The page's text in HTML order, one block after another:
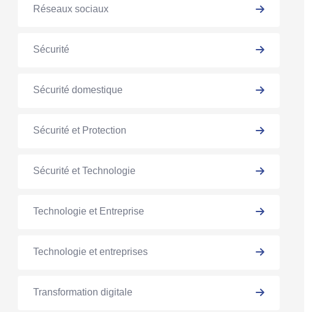
Réseaux sociaux
Sécurité
Sécurité domestique
Sécurité et Protection
Sécurité et Technologie
Technologie et Entreprise
Technologie et entreprises
Transformation digitale